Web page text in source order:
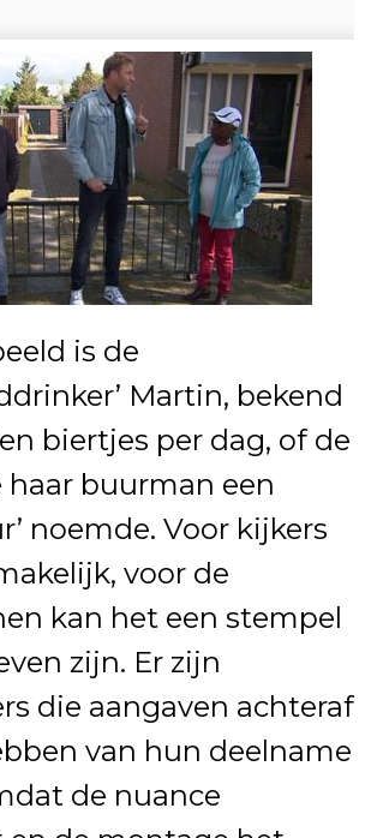
is de
Martin, bekend
biertjes per dag, of de
buurman een
noemde. Voor kijkers
voor de
kan het een stempel
zijn. Er zijn
die aangaven achteraf
van hun deelname
de nuance